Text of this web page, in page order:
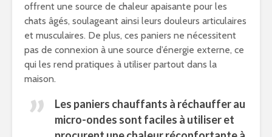
offrent une source de chaleur apaisante pour les
chats âgés, soulageant ainsi leurs douleurs articulaires
et musculaires. De plus, ces paniers ne nécessitent
pas de connexion à une source d’énergie externe, ce
qui les rend pratiques à utiliser partout dans la
maison.
Les paniers chauffants à réchauffer au
micro-ondes sont faciles à utiliser et